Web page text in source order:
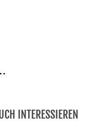
INTERESSIEREN